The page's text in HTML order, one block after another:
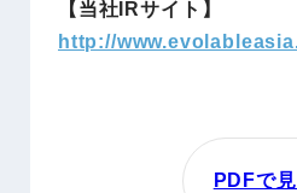
【当社IRサイト】
http://
PDFで